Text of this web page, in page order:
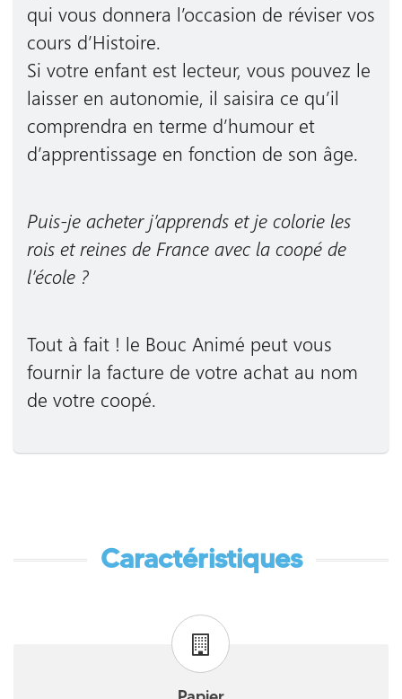
qui vous donnera l’occasion de réviser vos
cours d’Histoire.
Si votre enfant est lecteur, vous pouvez le
laisser en autonomie, il saisira ce qu’il
comprendra en terme d’humour et
d’apprentissage en fonction de son âge.
Puis-je acheter j’apprends et je colorie les
rois et reines de France avec la coopé de
l’école ?
Tout à fait ! le Bouc Animé peut vous
fournir la facture de votre achat au nom
de votre coopé.
Caractéristiques